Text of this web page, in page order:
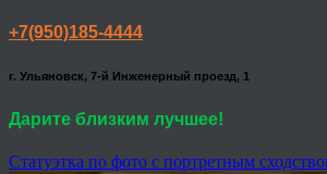
+7(950)185-4444
г. Ульяновск, 7-й Инженерный проезд, 1
Дарите близким лучшее!
Статуэтка по фото с портретным